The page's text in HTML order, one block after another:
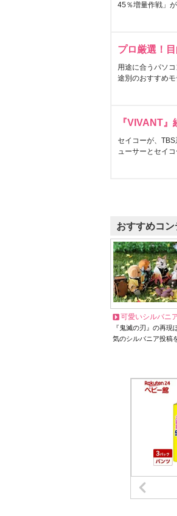
45％増量作戦」
プロ厳選！
用途に合うパソ
途別のおすすめモ
『VIVANT
セイコーが、
ューサーとセイ
おすすめコン
可愛いシルバニ
『鬼滅の刃』の再現
気のシルバニア投稿